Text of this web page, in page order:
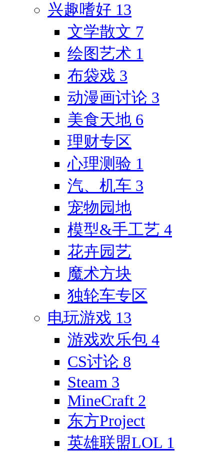
兴趣嗜好 13
文学散文 7
绘图艺术 1
布袋戏 3
动漫画讨论 3
美食天地 6
理财专区
心理测验 1
汽、机车 3
宠物园地
模型&手工艺 4
花卉园艺
魔术方块
独轮车专区
电玩游戏 13
游戏欢乐包 4
CS讨论 8
Steam 3
MineCraft 2
东方Project
英雄联盟LOL 1